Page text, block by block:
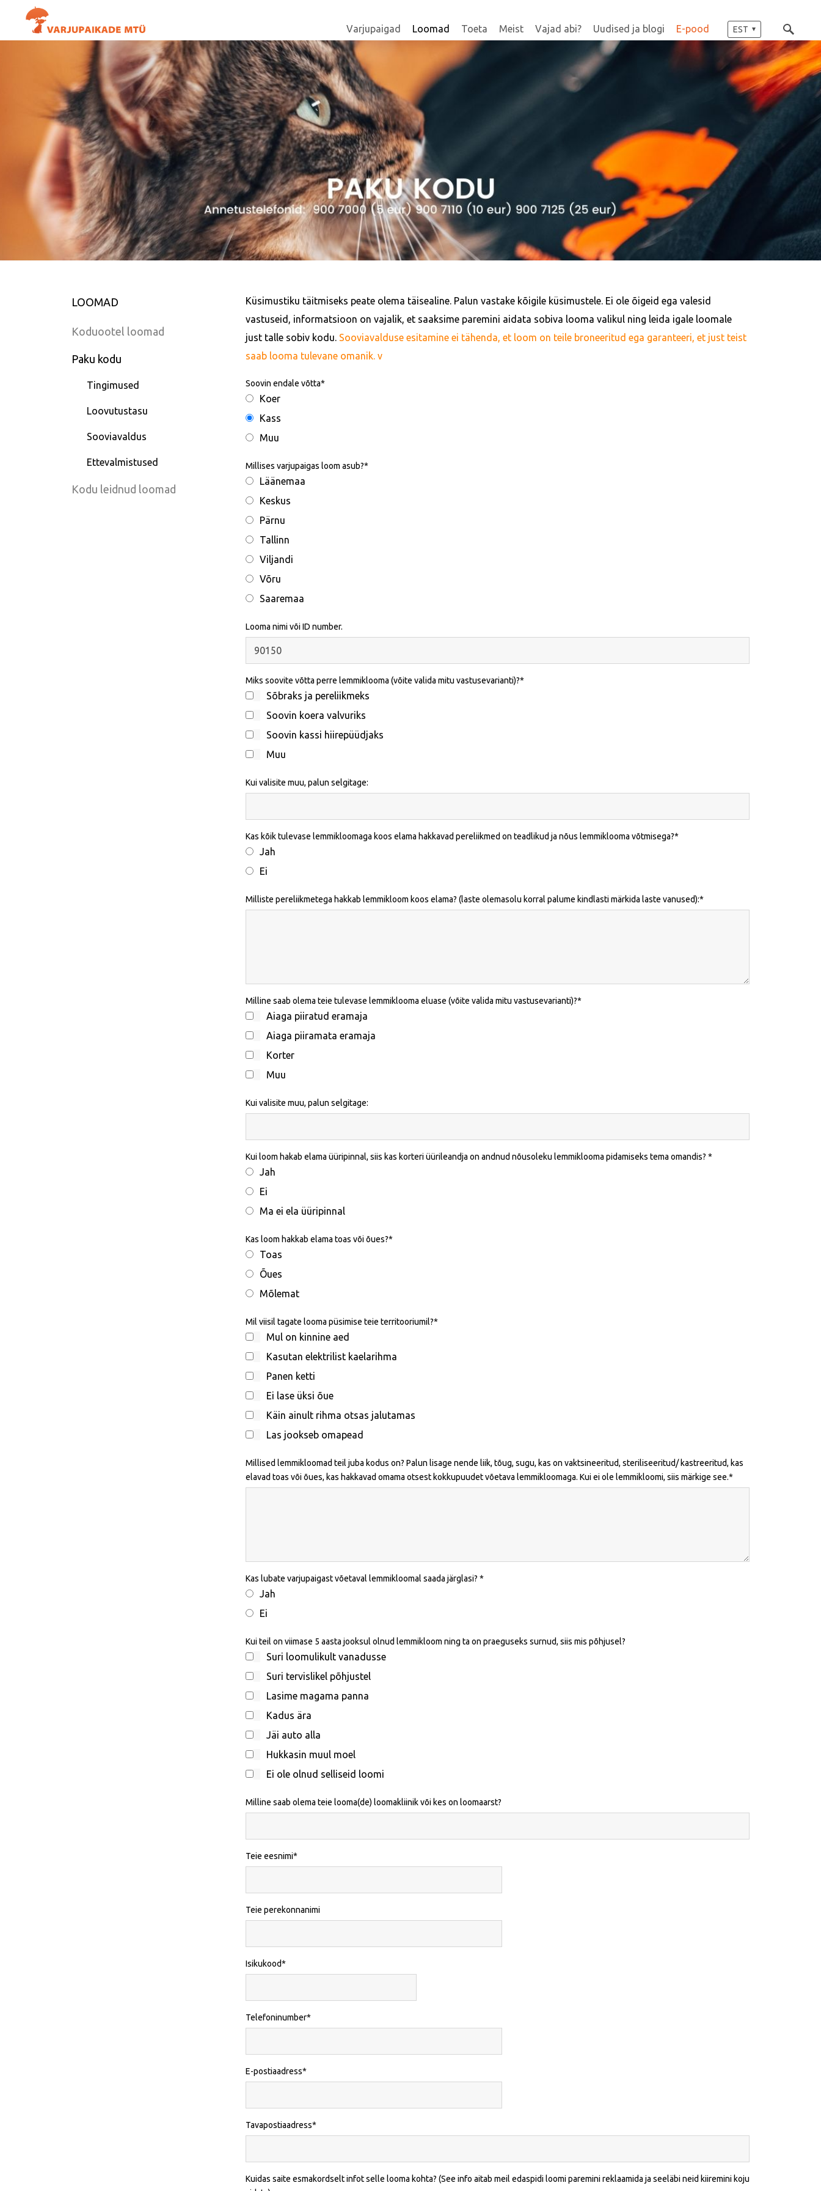
Varjupaigad Loomad Toeta Meist Vajad abi? Uudised ja blogi E-pood EST
LOOMAD
Koduootel loomad
Paku kodu
Tingimused
Loovutustasu
Sooviavaldus
Ettevalmistused
Kodu leidnud loomad
Küsimustiku täitmiseks peate olema täisealine. Palun vastake kõigile küsimustele. Ei ole õigeid ega valesid
vastuseid, informatsioon on vajalik, et saaksime paremini aidata sobiva looma valikul ning leida igale loomale
just talle sobiv kodu. Sooviavalduse esitamine ei tähenda, et loom on teile broneeritud ega garanteeri, et just teist
saab looma tulevane omanik. v
Soovin endale võtta
Koer
Kass
Muu
Millises varjupaigas loom asub?
Läänemaa
Keskus
Pärnu
Tallinn
Viljandi
Võru
Saaremaa
Looma nimi või ID number.
Miks soovite võtta perre lemmiklooma (võite valida mitu vastusevarianti)?
Sõbraks ja pereliikmeks
Soovin koera valvuriks
Soovin kassi hiirepüüdjaks
Muu
Kui valisite muu, palun selgitage:
Kas kõik tulevase lemmikloomaga koos elama hakkavad pereliikmed on teadlikud ja nõus lemmiklooma võtmisega?
Jah
Ei
Milliste pereliikmetega hakkab lemmikloom koos elama? (laste olemasolu korral palume kindlasti märkida laste vanused):
Milline saab olema teie tulevase lemmiklooma eluase (võite valida mitu vastusevarianti)?
Aiaga piiratud eramaja
Aiaga piiramata eramaja
Korter
Muu
Kui valisite muu, palun selgitage:
Kui loom hakab elama üüripinnal, siis kas korteri üürileandja on andnud nõusoleku lemmiklooma pidamiseks tema omandis?
Jah
Ei
Ma ei ela üüripinnal
Kas loom hakkab elama toas või õues?
Toas
Õues
Mõlemat
Mil viisil tagate looma püsimise teie territooriumil?
Mul on kinnine aed
Kasutan elektrilist kaelarihma
Panen ketti
Ei lase üksi õue
Käin ainult rihma otsas jalutamas
Las jookseb omapead
Millised lemmikloomad teil juba kodus on? Palun lisage nende liik, tõug, sugu, kas on vaktsineeritud, steriliseeritud/ kastreeritud, kas
elavad toas või õues, kas hakkavad omama otsest kokkupuudet võetava lemmikloomaga. Kui ei ole lemmikloomi, siis märkige see.
Kas lubate varjupaigast võetaval lemmikloomal saada järglasi?
Jah
Ei
Kui teil on viimase 5 aasta jooksul olnud lemmikloom ning ta on praeguseks surnud, siis mis põhjusel?
Suri loomulikult vanadusse
Suri tervislikel põhjustel
Lasime magama panna
Kadus ära
Jäi auto alla
Hukkasin muul moel
Ei ole olnud selliseid loomi
Milline saab olema teie looma(de) loomakliinik või kes on loomaarst?
Teie eesnimi
Teie perekonnanimi
Isikukood
Telefoninumber
E-postiaadress
Tavapostiaadress
Kuidas saite esmakordselt infot selle looma kohta? (See info aitab meil edaspidi loomi paremini reklaamida ja seeläbi neid kiiremini koju